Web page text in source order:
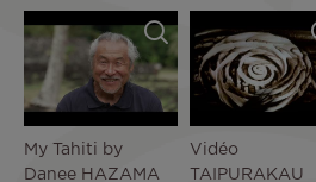
My Tahiti by
Danee HAZAMA
Vidéo
TAIPURAKAU